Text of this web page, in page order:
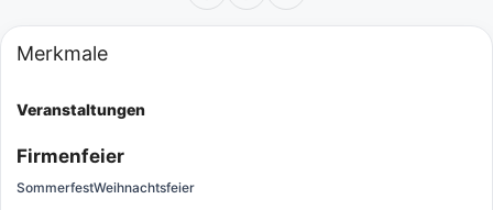
Merkmale
Veranstaltungen
Firmenfeier
SommerfestWeihnachtsfeier